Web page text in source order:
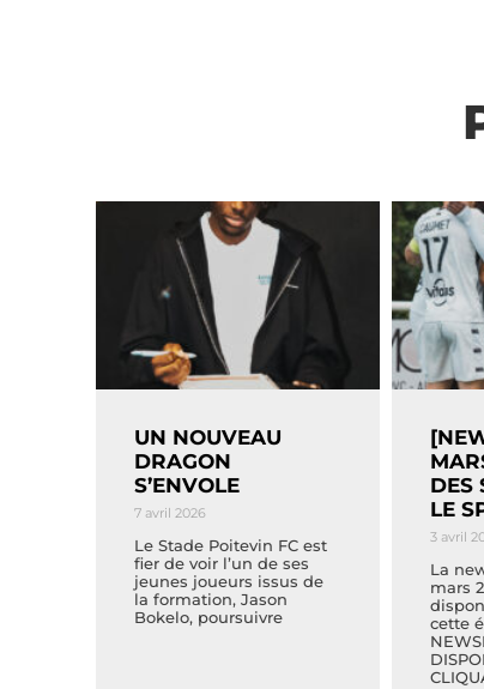
UN NOUVEAU
DRAGON
S’ENVOLE
7 avril 2026
Le Stade Poitevin FC est
fier de voir l’un de ses
jeunes joueurs issus de
la formation, Jason
Bokelo, poursuivre
DES
LE
3 avril
La
mars
cette